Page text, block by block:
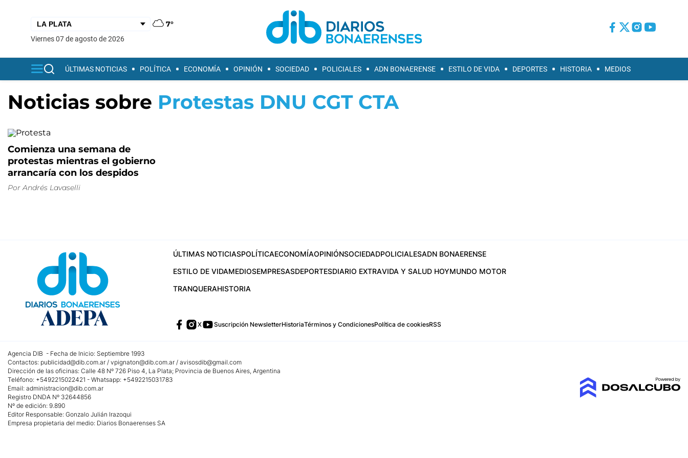
7°
viernes 07 de agosto de 2026
ÚLTIMAS NOTICIAS POLÍTICA ECONOMÍA OPINIÓN SOCIEDAD POLICIALES ADN BONAERENSE ESTILO DE VIDA DEPORTES HISTORIA MEDIOS
Noticias sobre Protestas DNU CGT CTA
Comienza una semana de
protestas mientras el gobierno
arrancaría con los despidos
Por Andrés Lavaselli
ÚLTIMAS NOTICIASPOLÍTICAECONOMÍAOPINIÓNSOCIEDADPOLICIALESADN BONAERENSE
ESTILO DE VIDAMEDIOSEMPRESASDEPORTESDIARIO EXTRAVIDA Y SALUD HOYMUNDO MOTOR
TRANQUERAHISTORIA
X Suscripción NewsletterHistoriaTérminos y CondicionesPolítica de cookiesRSS
Agencia DIB - Fecha de Inicio: Septiembre 1993
Contactos: publicidad@dib.com.ar / vpignaton@dib.com.ar / avisosdib@gmail.com
Dirección de las oficinas: Calle 48 Nº 726 Piso 4, La Plata; Provincia de Buenos Aires, Argentina
Teléfono: +5492215022421 - Whatsapp: +5492215031783
Email: administracion@dib.com.ar
Registro DNDA Nº 32644856
Nº de edición: 9.890
Editor Responsable: Gonzalo Julián Irazoqui
Empresa propietaria del medio: Diarios Bonaerenses SA